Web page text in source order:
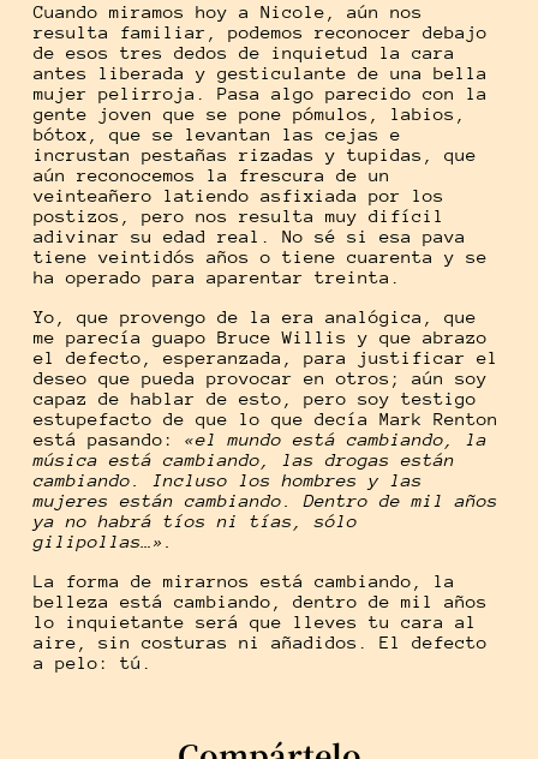
Cuando miramos hoy a Nicole, aún nos
resulta familiar, podemos reconocer debajo
de esos tres dedos de inquietud la cara
antes liberada y gesticulante de una bella
mujer pelirroja. Pasa algo parecido con la
gente joven que se pone pómulos, labios,
bótox, que se levantan las cejas e
incrustan pestañas rizadas y tupidas, que
aún reconocemos la frescura de un
veinteañero latiendo asfixiada por los
postizos, pero nos resulta muy difícil
adivinar su edad real. No sé si esa pava
tiene veintidós años o tiene cuarenta y se
ha operado para aparentar treinta.
Yo, que provengo de la era analógica, que
me parecía guapo Bruce Willis y que abrazo
el defecto, esperanzada, para justificar el
deseo que pueda provocar en otros; aún soy
capaz de hablar de esto, pero soy testigo
estupefacto de que lo que decía Mark Renton
está pasando: «el mundo está cambiando, la
música está cambiando, las drogas están
cambiando. Incluso los hombres y las
mujeres están cambiando. Dentro de mil años
ya no habrá tíos ni tías, sólo
gilipollas…».
La forma de mirarnos está cambiando, la
belleza está cambiando, dentro de mil años
lo inquietante será que lleves tu cara al
aire, sin costuras ni añadidos. El defecto
a pelo: tú.